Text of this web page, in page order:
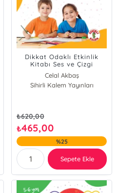
Dikkat Odaklı Etkinlik
Kitabı Ses ve Çizgi
Çalışması 5-6 Yaş
Celal Akbaş
Sihirli Kalem Yayınları
₺620,00
₺465,00
%25
Sepete Ekle